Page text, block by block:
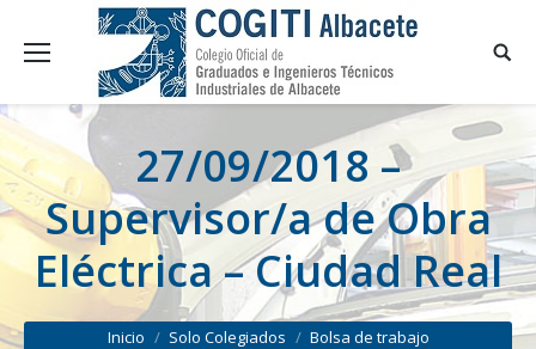
27/09/2018 –
Supervisor/a de Obra
Eléctrica – Ciudad Real
You are here:
Inicio Solo Colegiados
Bolsa de trabajo